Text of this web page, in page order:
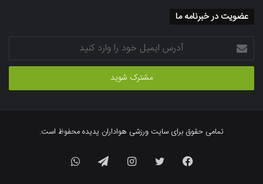
عضویت در خبرنامه ما
آدرس
ایمیل
خود
وارد
تمامی حقوق برای سایت ورزشی هواداران پدیده محفوظ است.
فیسبوک توییتر اینستاگرام تلگرام